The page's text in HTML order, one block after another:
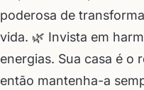
poderosa de
vida. 🌿 Invista em
energias. Sua casa é o
então mantenha-a